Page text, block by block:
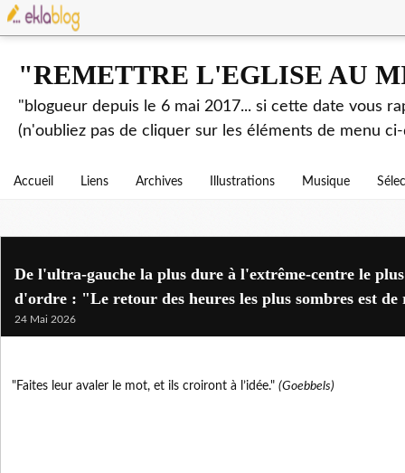
"REMETTRE L'EGLISE AU
"blogueur depuis le 6 mai 2017... si cette date vous
(n'oubliez pas de cliquer sur les éléments de menu
Accueil Liens Archives Illustrations Musique
De l'ultra-gauche la plus dure à l'extrême-centre le
d'ordre : "Le retour des heures les plus sombres est
24 Mai 2026
"Faites leur avaler le mot, et ils croiront à l’idée." (Goebbels)